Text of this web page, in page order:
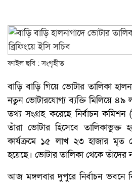
ফাইল ছবি : সংগৃহীত
বাড়ি বাড়ি গিয়ে ভোটার তালিকা
নতুন ভোটারযোগ্য ব্যক্তি মিলিয়ে
তথ্য সংগ্রহ করেছে নির্বাচন কমিশন
তাঁরা ভোটার হিসেবে তালিকাভুক্ত
কার্যক্রমে ১৫ লাখ ২৩ হাজার মৃত
হয়েছে। ভোটার তালিকা থেকে তাঁদের
আজ মঙ্গলবার দুপুরে নির্বাচন ভবনে